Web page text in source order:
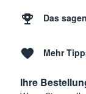
Bosch
Das
Mehr
Ihre